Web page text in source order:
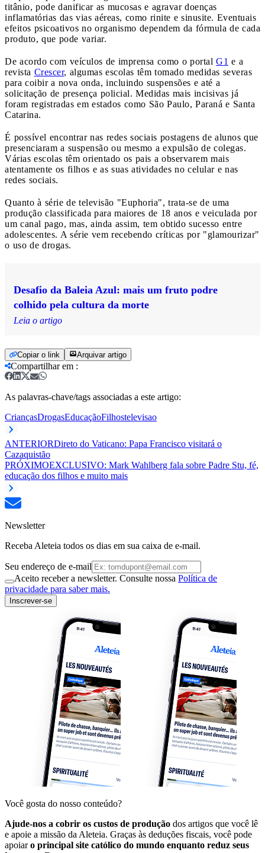
titânio, pode danificar as mucosas e agravar doenças
inflamatórias das vias aéreas, como rinite e sinusite. Eventuais
efeitos psicoativos no organismo dependem da fórmula de cada
produto, que pode variar.
De acordo com veículos de imprensa como o portal G1 e a
revista Crescer, algumas escolas têm tomado medidas severas
para coibir a nova onda, incluindo suspensões e até a
solicitação de presença policial. Medidas mais incisivas já
foram registradas em estados como São Paulo, Paraná e Santa
Catarina.
É possível encontrar nas redes sociais postagens de alunos que
presenciaram a suspensão ou mesmo a expulsão de colegas.
Várias escolas têm orientado os pais a observarem mais
atentamente os filhos e as suas atividades no celular e nas
redes sociais.
Quanto à série de televisão "Euphoria", trata-se de uma
produção classificada para maiores de 18 anos e veiculada por
um canal pago, mas, ainda assim, tem obtido sucesso entre
adolescentes. A série vem recebendo críticas por "glamourizar"
o uso de drogas.
Desafio da Baleia Azul: mais um fruto podre
colhido pela cultura da morte
Leia o artigo
Copiar o link Arquivar artigo
Compartilhar em :
As palavras-chave/tags associadas a este artigo:
CriançasDrogasEducaçãoFilhostelevisao
ANTERIORDireto do Vaticano: Papa Francisco visitará o
Cazaquistão
PRÓXIMOEXCLUSIVO: Mark Wahlberg fala sobre Padre Stu, fé,
educação dos filhos e muito mais
Newsletter
Receba Aleteia todos os dias em sua caixa de e-mail.
Seu endereço de e-mail
Aceito receber a newsletter. Consulte nossa Política de
privacidade para saber mais.
Inscrever-se
Você gosta do nosso conteúdo?
Ajude-nos a cobrir os custos de produção dos artigos que você lê
e apoie a missão da Aleteia. Graças às deduções fiscais, você pode
apoiaro principal site católico do mundo enquanto reduz seus